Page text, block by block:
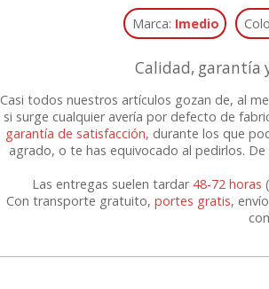
Marca: Imedio
Calidad, garantía
Casi todos nuestros artículos gozan de, al
si surge cualquier avería por defecto de
garantía de satisfacción, durante los que
agrado, o te has equivocado al pedirlos.
Las entregas suelen tardar 48-72 horas
Con transporte gratuito, portes gratis,